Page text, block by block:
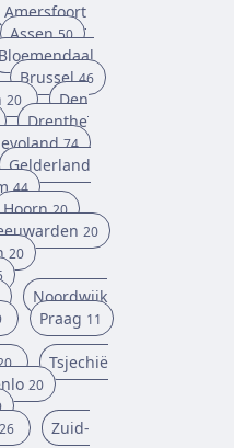
Amersfoort
Assen 50
Bloemendaal
Brussel 46
20
Den
Drenthe
74
Gelderland
44
Hoorn 20
20
20
Noordwijk
Praag 11
Tsjechië
20
26
Zuid-